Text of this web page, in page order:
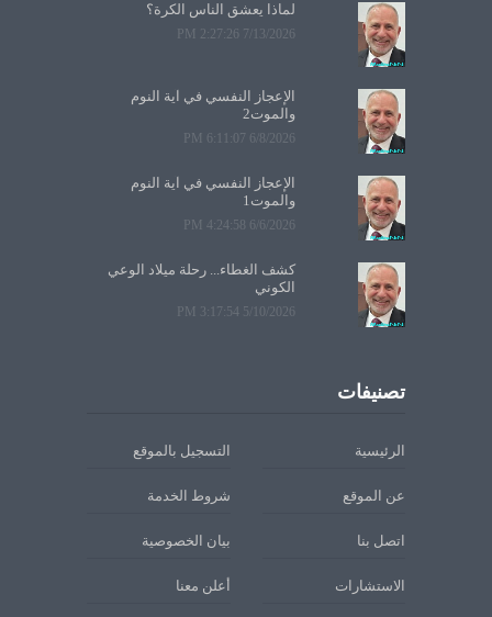
لماذا يعشق الناس الكرة؟
7/13/2026 2:27:26 PM
الإعجاز النفسي في آية النوم
والموت2
6/8/2026 6:11:07 PM
الإعجاز النفسي في آية النوم
والموت1
6/6/2026 4:24:58 PM
كشف الغطاء... رحلة ميلاد الوعي
الكوني
5/10/2026 3:17:54 PM
تصنيفات
الرئيسية التسجيل بالموقع
عن الموقع شروط الخدمة
اتصل بنا بيان الخصوصية
الاستشارات أعلن معنا